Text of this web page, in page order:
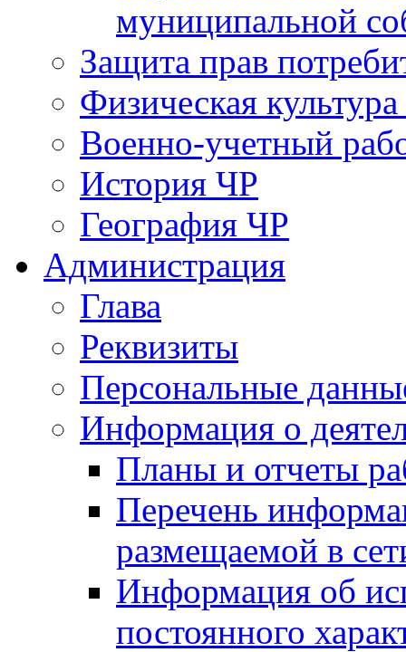
муниципальной
Защита прав
Физическая
Военно-учетный
История ЧР
География ЧР
Администрация
Глава
Реквизиты
Персональные
Информация о
Планы и отчеты
Перечень
размещаемой в
Информация об
постоянного